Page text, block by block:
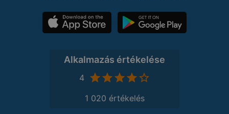
Alkalmazás értékelése
4
1 020 értékelés